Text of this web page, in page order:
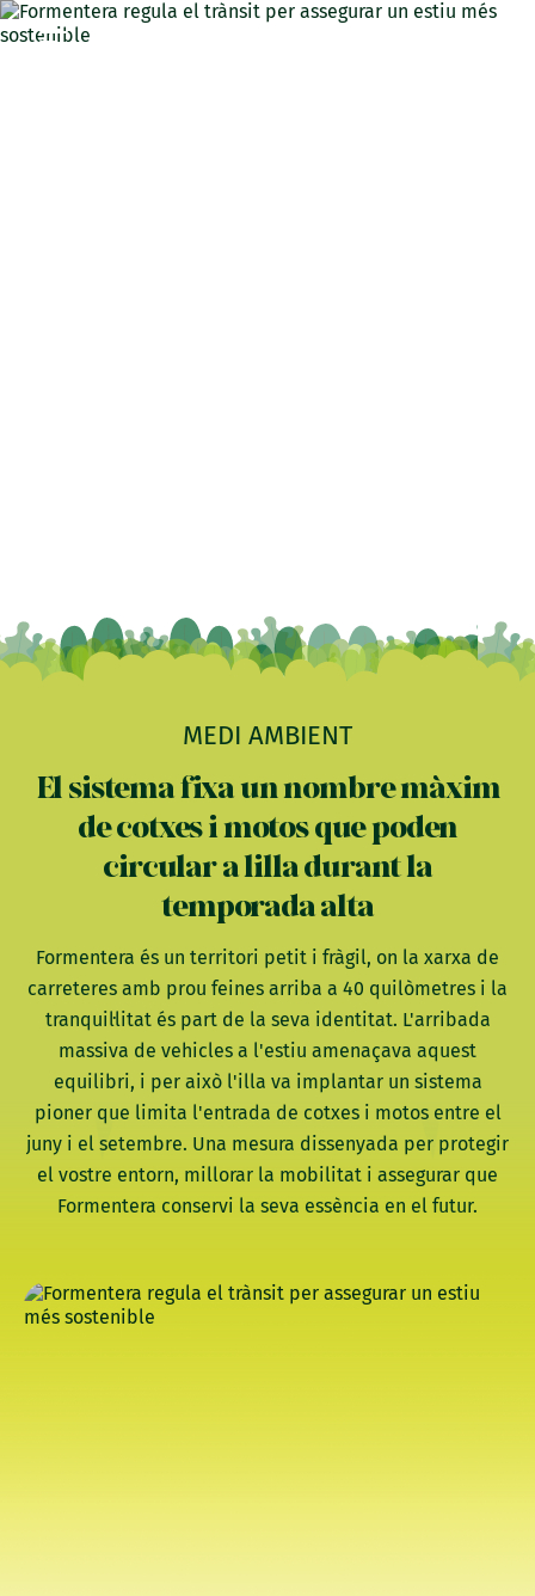
MEDI AMBIENT
El sistema fixa un nombre màxim
de cotxes i motos que poden
circular a lilla durant la
temporada alta
Formentera és un territori petit i fràgil, on la xarxa de
carreteres amb prou feines arriba a 40 quilòmetres i la
tranquil·litat és part de la seva identitat. L'arribada
massiva de vehicles a l'estiu amenaçava aquest
equilibri, i per això l'illa va implantar un sistema
pioner que limita l'entrada de cotxes i motos entre el
juny i el setembre. Una mesura dissenyada per protegir
el vostre entorn, millorar la mobilitat i assegurar que
Formentera conservi la seva essència en el futur.